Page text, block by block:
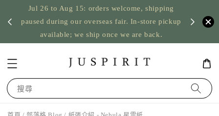
Jul 26 to Aug 15: orders welcome, shipping
paused during our overseas fair. In-store pickup
available; we ship once we are back.
US
搜尋